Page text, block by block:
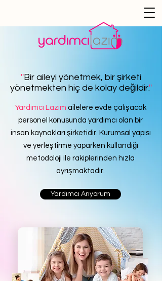
''Bir aileyi yönetmek, bir şirketi
yönetmekten hiç de kolay değildir.''
Yardımcı Lazım ailelere evde çalışacak
personel konusunda yardımcı olan bir
insan kaynakları şirketidir. Kurumsal yapısı
ve yerleştirme yaparken kullandığı
metodoloji ile rakiplerinden hızla
ayrışmaktadır.
Yardımcı Arıyorum